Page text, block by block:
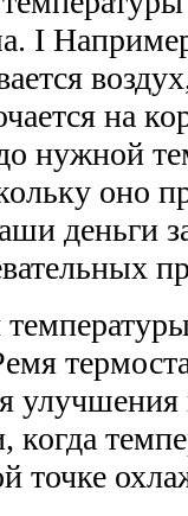
I
на
нужной
оно
деньги
точке